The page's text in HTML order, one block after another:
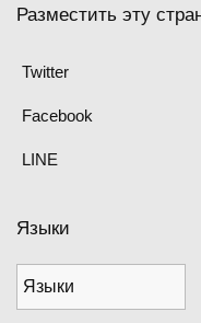
Разместить эту
Twitter
Facebook
LINE
Языки